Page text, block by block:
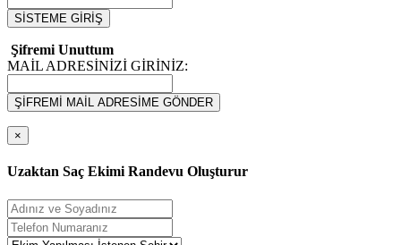
SİSTEME GİRİŞ
Şifremi Unuttum
MAİL ADRESİNİZİ GİRİNİZ:
ŞİFREMİ MAİL ADRESİME GÖNDER
×
Uzaktan Saç Ekimi Randevu Oluşturur